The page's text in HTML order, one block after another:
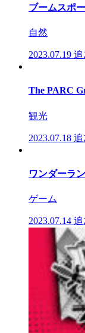
ブームスポ
自然
2023.07.19 追
The PARC
観光
2023.07.18 追
ワンダーラ
ゲーム
2023.07.14 追